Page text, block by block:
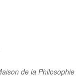
de la Philosophie